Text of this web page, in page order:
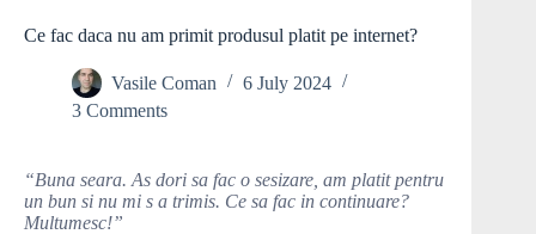
Ce fac daca nu am primit produsul platit pe internet?
Vasile Coman
6 July 2024
3 Comments
“Buna seara. As dori sa fac o sesizare, am platit pentru
un bun si nu mi s a trimis. Ce sa fac in continuare?
Multumesc!”